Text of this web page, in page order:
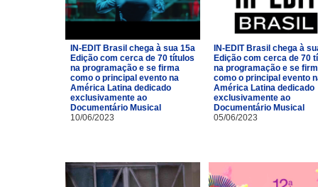
IN-EDIT Brasil chega à sua 15a
Edição com cerca de 70 títulos
na programação e se firma
como o principal evento na
América Latina dedicado
exclusivamente ao
Documentário Musical
10/06/2023
IN-EDIT Brasil chega à
Edição com cerca de 70
na programação e se
como o principal evento
América Latina dedicado
exclusivamente ao
Documentário Musical
05/06/2023